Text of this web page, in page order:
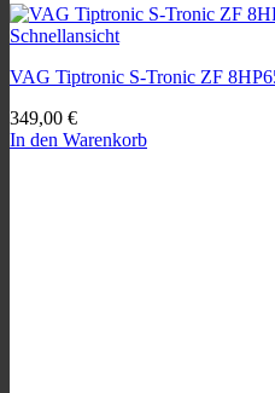
Schnellansicht
VAG Tiptronic S-Tronic ZF
349,00 €
In den Warenkorb